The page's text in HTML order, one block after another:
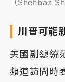
（Shehbaz
川普可能
美國副總統
頻道訪問時